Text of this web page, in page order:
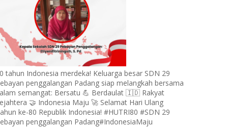
tahun Indonesia merdeka! Keluarga besar SDN 29
penggalangan Padang siap melangkah bersama
semangat: Bersatu 💪 Berdaulat 🇮🇩 Rakyat
🤝 Indonesia Maju 🚀 Selamat Hari Ulang
ke-80 Republik Indonesia! #HUTRI80 #SDN 29
penggalangan Padang#IndonesiaMaju